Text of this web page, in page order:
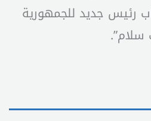
رئيس جديد للجمهورية
سلام”.